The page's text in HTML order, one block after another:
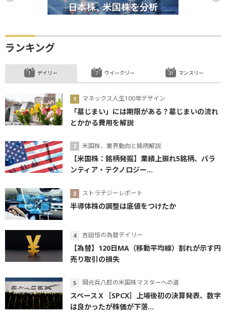
ランキング
デイリー
マネックス人生100年デザイン
「墓じまい」には期限がある？墓じまいの流れ
とかかる費用を解説
米国株、業界動向と銘柄解説
【米国株：銘柄発掘】業績上振れ5銘柄、パラ
ンティア・テクノロジー...
ストラテジーレポート
半導体株の調整は底値をつけたか
吉田恒の為替デイリー
【為替】120日MA（移動平均線）割れが示す円
売り取引の損失
岡元兵八郎の米国株マスターへの道
スペースＸ［SPCX］上場後初の決算発表、数字
は良かったが株価が下落...
ウイークリー マンスリー